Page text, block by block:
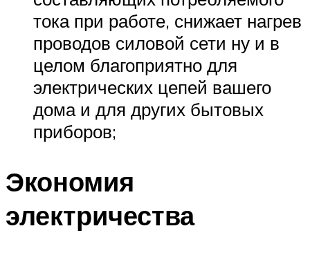
тока при работе, снижает нагрев
проводов силовой сети ну и в
целом благоприятно для
электрических цепей вашего
дома и для других бытовых
приборов;
Экономия
электричества